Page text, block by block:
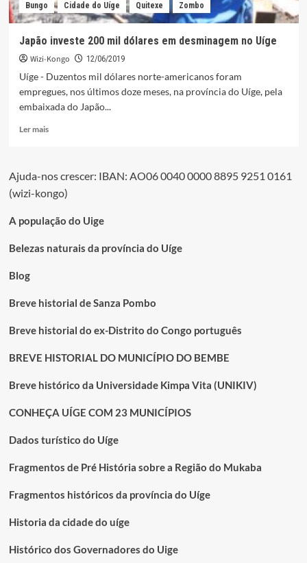
Bungo Cidade do Uíge Quitexe Zombo
Japão investe 200 mil dólares em desminagem no Uíge
Wizi-Kongo 12/06/2019
Uíge - Duzentos mil dólares norte-americanos foram
empregues, nos últimos doze meses, na província do Uíge, pela
embaixada do Japão...
Ler maisLeia
investe
200
dólares
desminagem
Ajuda-nos crescer: IBAN: AO06 0040 0000 8895 9251 0161
(wizi-kongo)
A população do Uige
Belezas naturais da província do Uíge
Blog
Breve historial de Sanza Pombo
Breve historial do ex-Distrito do Congo português
BREVE HISTORIAL DO MUNICÍPIO DO BEMBE
Breve histórico da Universidade Kimpa Vita (UNIKIV)
CONHEÇA UÍGE COM 23 MUNICÍPIOS
Dados turístico do Uíge
Fragmentos de Pré História sobre a Região do Mukaba
Fragmentos históricos da província do Uíge
Historia da cidade do uíge
Histórico dos Governadores do Uige